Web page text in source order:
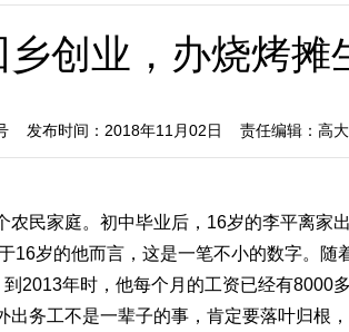
创业，办烧烤摊
发布时间：2018年11月02日 责任编辑：高
农民家庭。初中毕业后，16岁的李平离家
16岁的他而言，这是一笔不小的数字。
到2013年时，他每个月的工资已经有8000
出务工不是一辈子的事，肯定要落叶归根